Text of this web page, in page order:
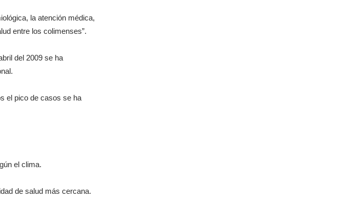
la atención médica,
entre los colimenses”.
del 2009 se ha
el pico de casos se ha
el clima.
de salud más cercana.